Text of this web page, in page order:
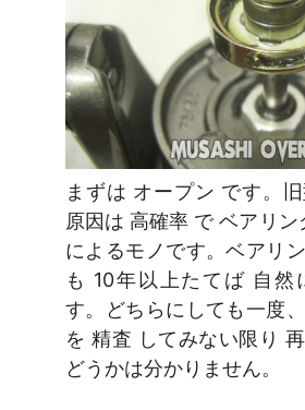
まずは オープン です。
原因は 高確率 で ベアリン
によるモノです。ベアリ
も 10年以上たてば 自然
す。どちらにしても一度
を 精査 してみない限り
どうかは分かりません。